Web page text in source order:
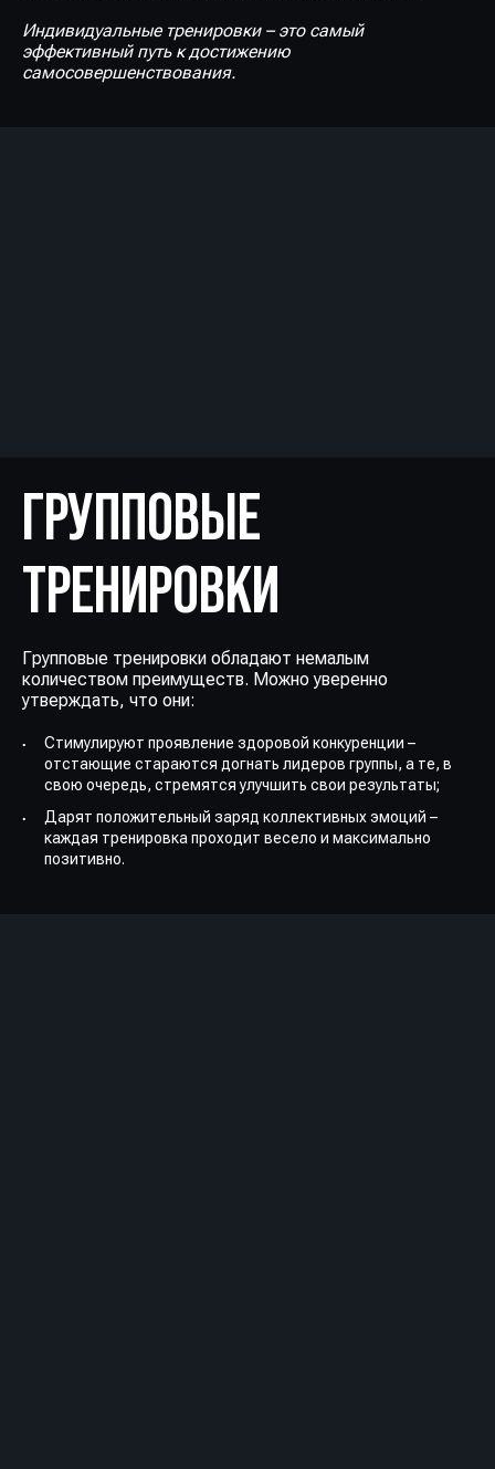
Индивидуальные тренировки – это самый
эффективный путь к достижению
самосовершенствования.
ГРУППОВЫЕ
ТРЕНИРОВКИ
Групповые тренировки обладают немалым
количеством преимуществ. Можно уверенно
утверждать, что они:
Стимулируют проявление здоровой конкуренции –
отстающие стараются догнать лидеров группы, а те, в
свою очередь, стремятся улучшить свои результаты;
Дарят положительный заряд коллективных эмоций –
каждая тренировка проходит весело и максимально
позитивно.